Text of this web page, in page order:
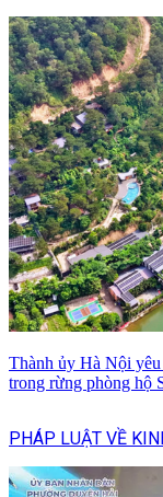
Thành ủy Hà Nội yêu
trong rừng phòng hộ
PHÁP LUẬT VỀ